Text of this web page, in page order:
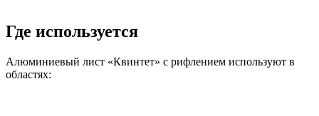
Где используется
Алюминиевый лист «Квинтет» с рифлением используют в
областях: